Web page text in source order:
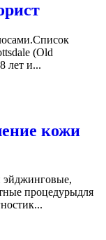
(Old
лет и...
кожи
эйджинговые,
процедурыдля